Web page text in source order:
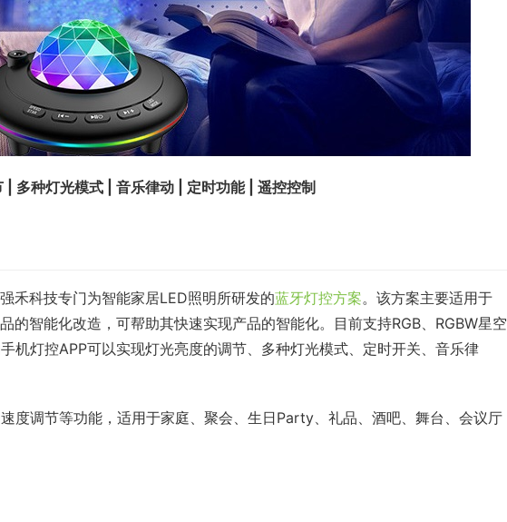
| 多种灯光模式 | 音乐律动 | 定时功能 | 遥控控制
科技专门为智能家居LED照明所研发的蓝牙灯控方案。该方案主要适用于
的智能化改造，可帮助其快速实现产品的智能化。目前支持RGB、RGBW星空
机灯控APP可以实现灯光亮度的调节、多种灯光模式、定时开关、音乐律
调节等功能，适用于家庭、聚会、生日Party、礼品、酒吧、舞台、会议厅